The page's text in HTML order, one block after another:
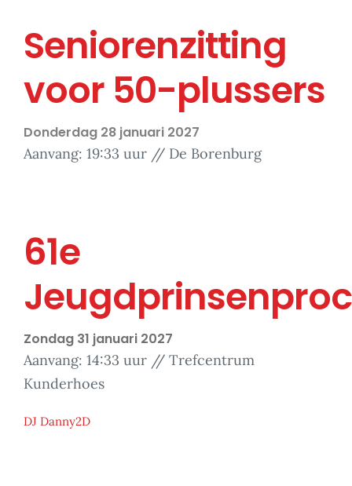
Seniorenzitting
voor 50-plussers
Donderdag 28 januari 2027
Aanvang: 19:33 uur // De Borenburg
61e
Zondag 31 januari 2027
Aanvang: 14:33 uur // Trefcentrum
Kunderhoes
DJ Danny2D